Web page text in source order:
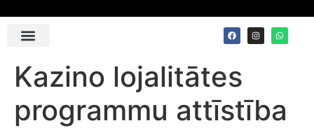
Kazino lojalitātes
programmu attīstība